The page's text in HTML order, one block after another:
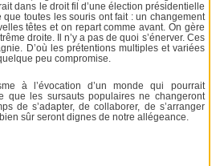
dans le droit fil d’une élection présidentielle
toutes les souris ont fait : un changement
têtes et on repart comme avant. On gère
droite. Il n’y a pas de quoi s’énerver. Ces
D’où les prétentions multiples et variées
peu compromise.
à l’évocation d’un monde qui pourrait
que les sursauts populaires ne changeront
de s’adapter, de collaborer, de s’arranger
sûr seront dignes de notre allégeance.